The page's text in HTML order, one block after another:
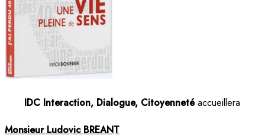
IDC Interaction, Dialogue, Citoyennetéaccueillera
Monsieur Ludovic BREANT